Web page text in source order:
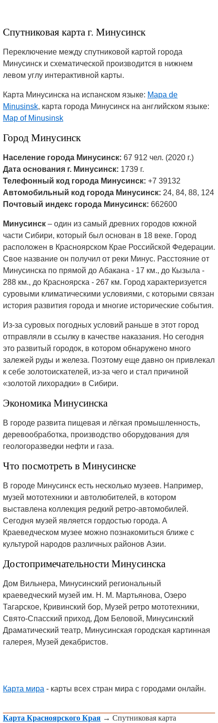
Спутниковая карта г. Минусинск
Переключение между спутниковой картой города
Минусинск и схематической производится в нижнем
левом углу интерактивной карты.
Карта Минусинска на испанском языке: Mapa de
Minusinsk, карта города Минусинск на английском языке:
Map of Minusinsk
Город Минусинск
Население города Минусинск: 67 912 чел. (2020 г.)
Дата основания г. Минусинск: 1739 г.
Телефонный код города Минусинск: +7 39132
Автомобильный код города Минусинск: 24, 84, 88, 124
Почтовый индекс города Минусинск: 662600
Минусинск – один из самый древних городов южной
части Сибири, который был основан в 18 веке. Город
расположен в Красноярском Крае Российской Федерации.
Свое название он получил от реки Минус. Расстояние от
Минусинска по прямой до Абакана - 17 км., до Кызыла -
288 км., до Красноярска - 267 км. Город характеризуется
суровыми климатическими условиями, с которыми связан
история развития города и многие исторические события.
Из-за суровых погодных условий раньше в этот город
отправляли в ссылку в качестве наказания. Но сегодня
это развитый городок, в котором обнаружено много
залежей руды и железа. Поэтому еще давно он привлекал
к себе золотоискателей, из-за чего и стал причиной
«золотой лихорадки» в Сибири.
Экономика Минусинска
В городе развита пищевая и лёгкая промышленность,
деревообработка, производство оборудования для
геологоразведки нефти и газа.
Что посмотреть в Минусинске
В городе Минусинск есть несколько музеев. Например,
музей мототехники и автолюбителей, в котором
выставлена коллекция редкий ретро-автомобилей.
Сегодня музей является гордостью города. А
Краеведческом музее можно познакомиться ближе с
культурой народов различных районов Азии.
Достопримечательности Минусинска
Дом Вильнера, Минусинский региональный
краеведческий музей им. Н. М. Мартьянова, Озеро
Тагарское, Кривинский бор, Музей ретро мототехники,
Свято-Спасский приход, Дом Беловой, Минусинский
Драматический театр, Минусинская городская картинная
галерея, Музей декабристов.
Карта мира - карты всех стран мира с городами онлайн.
Карта Красноярского Края → Спутниковая карта